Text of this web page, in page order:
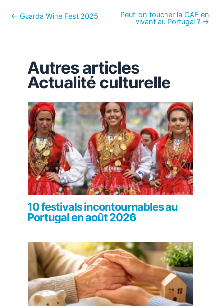
← Guarda Wine Fest 2025 Peut-on toucher la CAF en
vivant au Portugal ? →
Autres articles
Actualité culturelle
10 festivals incontournables au
Portugal en août 2026